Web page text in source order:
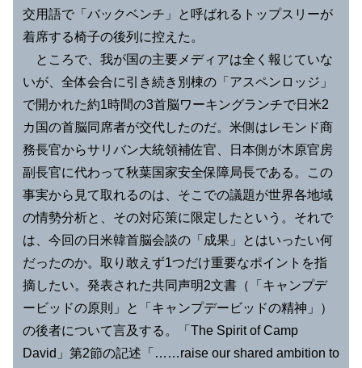
交用語で「バックベンチ」と呼ばれるトップスリーが
着席する椅子の後列に控えた。
ところで、我が国の主要メディアは全く報じていな
いが、全体会合に引き続き別棟の「アスペンロッジ」
で開かれた約1時間の3首脳ワーキングランチで日米2
カ国の首脳同席者が交代したのだ。米側はレモンド商
務長官からサリバン大統領補佐官、日本側が木原官房
副長官に代わって秋葉国家安全保障局長である。この
事実から見て取れるのは、そこでの議題が世界各地域
の情勢分析と、その対応策に限定したという。それで
は、今回の日米韓首脳会談の「成果」とはいったい何
だったのか。取り敢えず1つだけ重要なポイントを指
摘したい。発表された共同声明2文書（「キャンプデ
ービッドの原則」と「キャンプデービッドの精神」）
の後者について言及する。「The Spirit of Camp
David」第2節の記述「……raise our shared ambition to